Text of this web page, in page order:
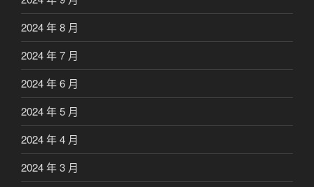
2024 年 8 月
2024 年 7 月
2024 年 6 月
2024 年 5 月
2024 年 4 月
2024 年 3 月